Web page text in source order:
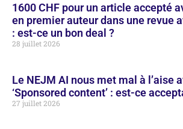
1600 CHF pour un article accepté
en premier auteur dans une revue
: est-ce un bon deal ?
28 juillet 2026
Le NEJM AI nous met mal à l’aise
‘Sponsored content’ : est-ce
27 juillet 2026